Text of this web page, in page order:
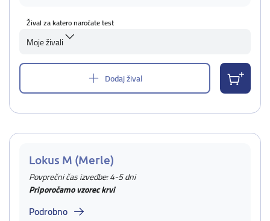
Žival za katero naročate test
Moje živali
Dodaj žival
Lokus M (Merle)
Povprečni čas izvedbe: 4-5 dni
Priporočamo vzorec krvi
Podrobno